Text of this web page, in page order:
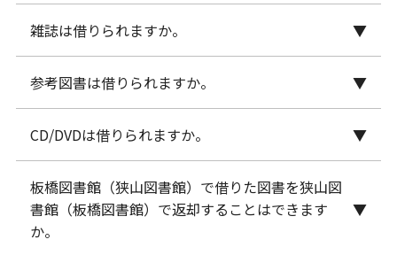
す。延長できる図書には延長ボタンが表示されます
実習で使用する場合に限り、実習貸出を利用するこ
とができます。 実習貸出とは、実習が終了するまで
の期間図書を借りることができる貸出です。 貸出手
続きの際にカウンターに申し出てください。貸出手
続き後の変更はできませんのでご注意ください。な
お実習貸出をした図書は延長できません。
雑誌は借りられますか。
学生は借りることができませんが、図書館内で利用
することができます。著作権法の範囲内でコピーは
可能です。
著作権法により、雑誌のコピーは ①一人一部まで、
②最新号はコピー不可、③最新号より古いものは雑
誌論文単位でコピー可 と決められています。
教員の場合、最新号以外であれば貸出可能です。
参考図書は借りられますか。
学生は借りることができませんが、図書館内で利用
することができます。著作権法の範囲内でコピーは
可能です。
著作権法により、図書のコピーは ①一人一部まで、
②コピーは全体の半分以下まで と決められていま
CD/DVDは借りられますか。
学生は借りることができませんが、図書館内で利用
することができます。
教員の場合、原則授業で使用する場合のみ、貸出可
板橋図書館（狭山図書館）で借りた図書を狭山図
書館（板橋図書館）で返却することはできます
か。